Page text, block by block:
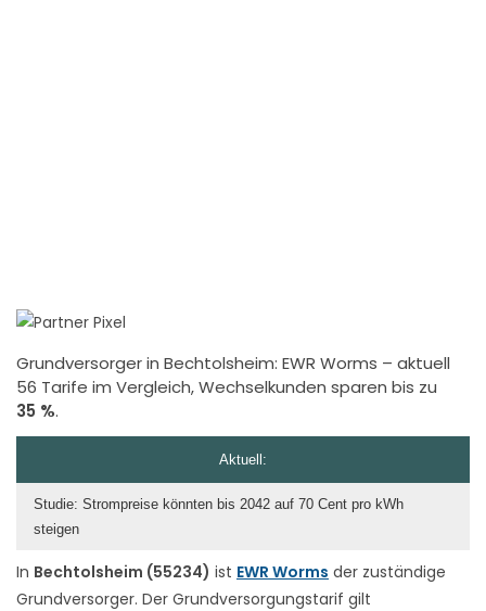
Grundversorger in Bechtolsheim: EWR Worms – aktuell
56 Tarife im Vergleich, Wechselkunden sparen bis zu
35 %.
In Bechtolsheim (55234) ist EWR Worms der zuständige
Grundversorger. Der Grundversorgungstarif gilt
Aktuell:
Studie: Strompreise könnten bis 2042 auf 70 Cent pro kWh
steigen